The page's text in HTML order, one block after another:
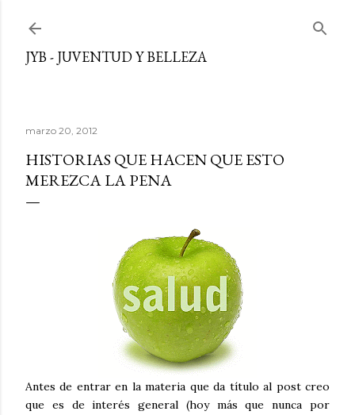
JYB - JUVENTUD Y BELLEZA
marzo 20, 2012
HISTORIAS QUE HACEN QUE ESTO
MEREZCA LA PENA
Antes de entrar en la materia que da título al post creo
que es de interés general (hoy más que nunca por